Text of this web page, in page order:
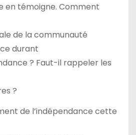
en témoigne. Comment
de la communauté
durant
? Faut-il rappeler les
?
de l’indépendance cette